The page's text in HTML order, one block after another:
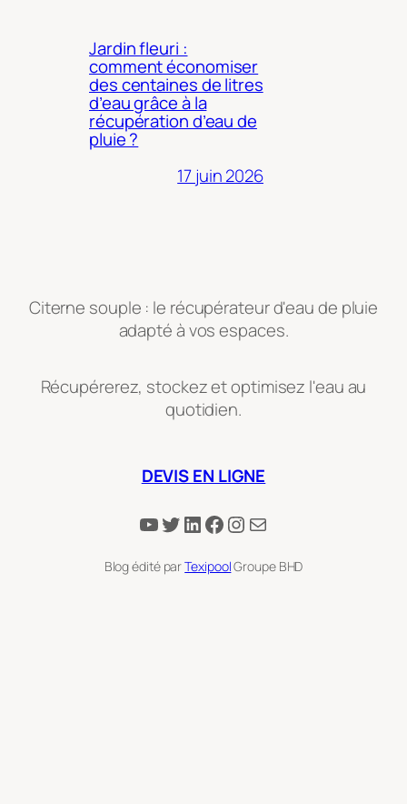
Jardin fleuri :
comment économiser
des centaines de litres
d’eau grâce à la
récupération d’eau de
pluie ?
17 juin 2026
Citerne souple : le récupérateur d'eau de pluie
adapté à vos espaces.
Récupérerez, stockez et optimisez l'eau au
quotidien.
DEVIS EN LIGNE
YouTube
Twitter
LinkedIn
Facebook
Instagram
E-mail
Blog édité parTexipoolGroupe BHD